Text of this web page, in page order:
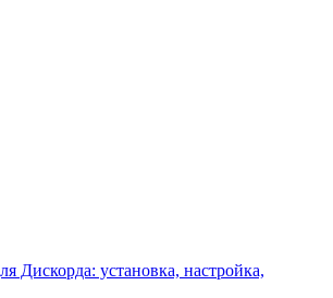
Дискорда: установка, настройка,